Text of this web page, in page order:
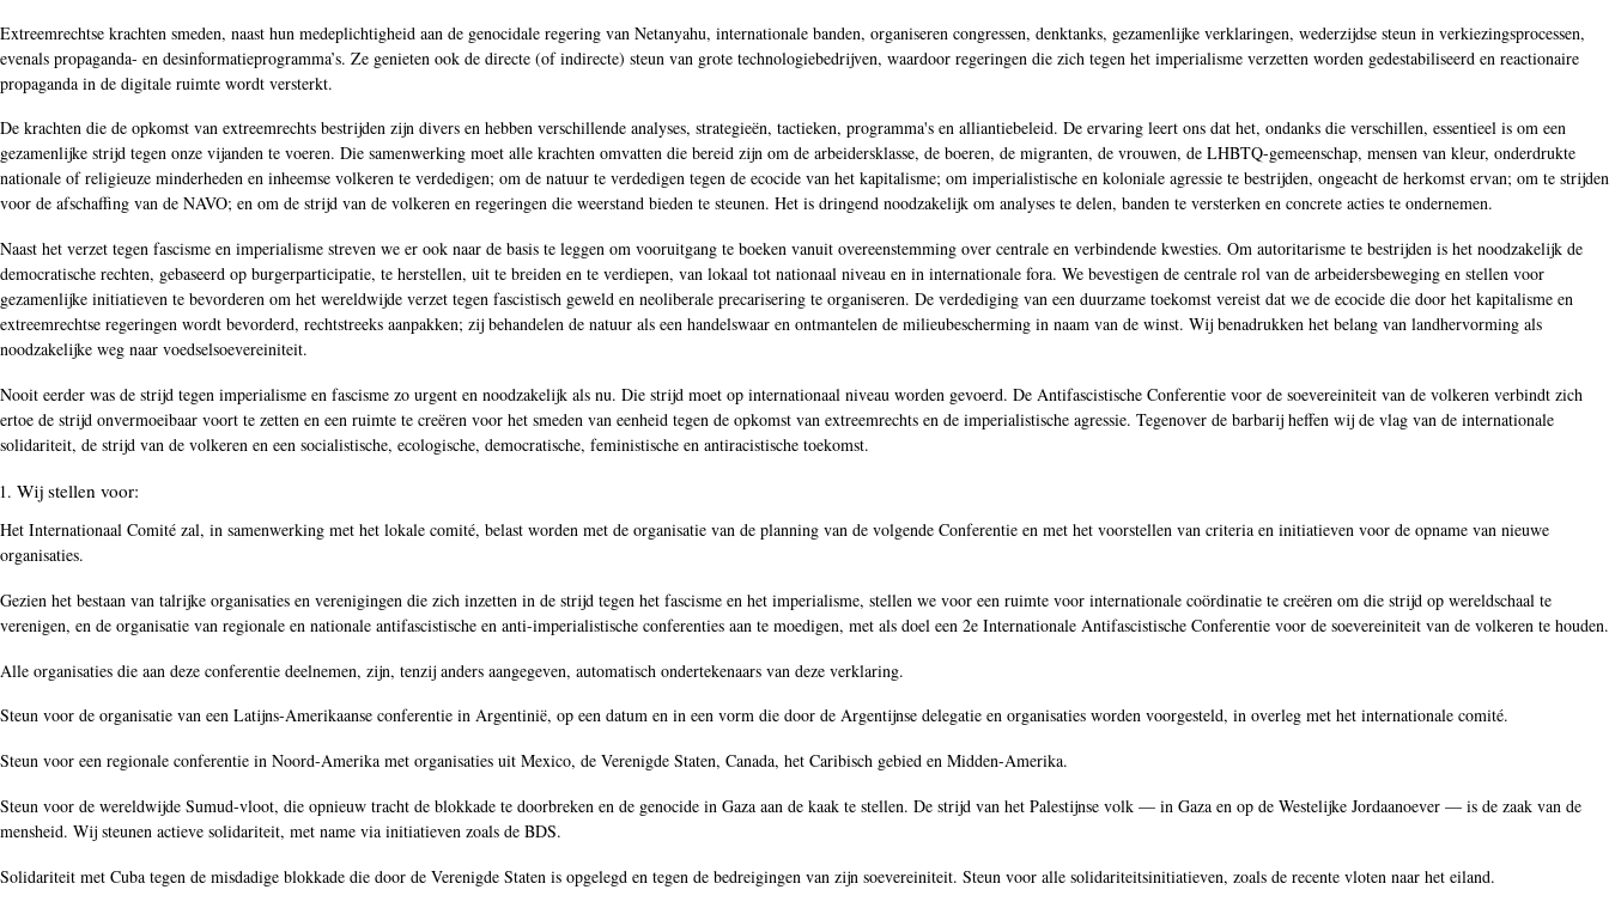
Extreemrechtse krachten smeden, naast hun medeplichtigheid aan de genocidale regering van Netanyahu, internationale banden, organiseren congressen, denktanks, gezamenlijke verklaringen, wederzijdse steun in verkiezingsprocessen,
evenals propaganda- en desinformatieprogramma’s. Ze genieten ook de directe (of indirecte) steun van grote technologiebedrijven, waardoor regeringen die zich tegen het imperialisme verzetten worden gedestabiliseerd en reactionaire
propaganda in de digitale ruimte wordt versterkt.
De krachten die de opkomst van extreemrechts bestrijden zijn divers en hebben verschillende analyses, strategieën, tactieken, programma's en alliantiebeleid. De ervaring leert ons dat het, ondanks die verschillen, essentieel is om een
gezamenlijke strijd tegen onze vijanden te voeren. Die samenwerking moet alle krachten omvatten die bereid zijn om de arbeidersklasse, de boeren, de migranten, de vrouwen, de LHBTQ-gemeenschap, mensen van kleur, onderdrukte
nationale of religieuze minderheden en inheemse volkeren te verdedigen; om de natuur te verdedigen tegen de ecocide van het kapitalisme; om imperialistische en koloniale agressie te bestrijden, ongeacht de herkomst ervan; om te strijden
voor de afschaffing van de NAVO; en om de strijd van de volkeren en regeringen die weerstand bieden te steunen. Het is dringend noodzakelijk om analyses te delen, banden te versterken en concrete acties te ondernemen.
Naast het verzet tegen fascisme en imperialisme streven we er ook naar de basis te leggen om vooruitgang te boeken vanuit overeenstemming over centrale en verbindende kwesties. Om autoritarisme te bestrijden is het noodzakelijk de
democratische rechten, gebaseerd op burgerparticipatie, te herstellen, uit te breiden en te verdiepen, van lokaal tot nationaal niveau en in internationale fora. We bevestigen de centrale rol van de arbeidersbeweging en stellen voor
gezamenlijke initiatieven te bevorderen om het wereldwijde verzet tegen fascistisch geweld en neoliberale precarisering te organiseren. De verdediging van een duurzame toekomst vereist dat we de ecocide die door het kapitalisme en
extreemrechtse regeringen wordt bevorderd, rechtstreeks aanpakken; zij behandelen de natuur als een handelswaar en ontmantelen de milieubescherming in naam van de winst. Wij benadrukken het belang van landhervorming als
noodzakelijke weg naar voedselsoevereiniteit.
Nooit eerder was de strijd tegen imperialisme en fascisme zo urgent en noodzakelijk als nu. Die strijd moet op internationaal niveau worden gevoerd. De Antifascistische Conferentie voor de soevereiniteit van de volkeren verbindt zich
ertoe de strijd onvermoeibaar voort te zetten en een ruimte te creëren voor het smeden van eenheid tegen de opkomst van extreemrechts en de imperialistische agressie. Tegenover de barbarij heffen wij de vlag van de internationale
solidariteit, de strijd van de volkeren en een socialistische, ecologische, democratische, feministische en antiracistische toekomst.
Wij stellen voor:
Het Internationaal Comité zal, in samenwerking met het lokale comité, belast worden met de organisatie van de planning van de volgende Conferentie en met het voorstellen van criteria en initiatieven voor de opname van nieuwe
organisaties.
Gezien het bestaan van talrijke organisaties en verenigingen die zich inzetten in de strijd tegen het fascisme en het imperialisme, stellen we voor een ruimte voor internationale coördinatie te creëren om die strijd op wereldschaal te
verenigen, en de organisatie van regionale en nationale antifascistische en anti-imperialistische conferenties aan te moedigen, met als doel een 2e Internationale Antifascistische Conferentie voor de soevereiniteit van de volkeren te houden.
Alle organisaties die aan deze conferentie deelnemen, zijn, tenzij anders aangegeven, automatisch ondertekenaars van deze verklaring.
Steun voor de organisatie van een Latijns-Amerikaanse conferentie in Argentinië, op een datum en in een vorm die door de Argentijnse delegatie en organisaties worden voorgesteld, in overleg met het internationale comité.
Steun voor een regionale conferentie in Noord-Amerika met organisaties uit Mexico, de Verenigde Staten, Canada, het Caribisch gebied en Midden-Amerika.
Steun voor de wereldwijde Sumud-vloot, die opnieuw tracht de blokkade te doorbreken en de genocide in Gaza aan de kaak te stellen. De strijd van het Palestijnse volk — in Gaza en op de Westelijke Jordaanoever — is de zaak van de
mensheid. Wij steunen actieve solidariteit, met name via initiatieven zoals de BDS.
Solidariteit met Cuba tegen de misdadige blokkade die door de Verenigde Staten is opgelegd en tegen de bedreigingen van zijn soevereiniteit. Steun voor alle solidariteitsinitiatieven, zoals de recente vloten naar het eiland.